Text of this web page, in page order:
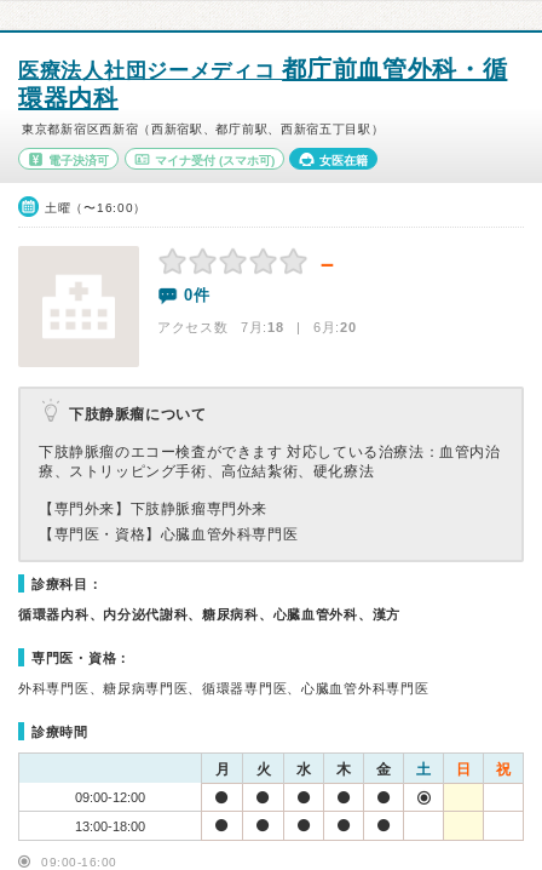
医療法人社団ジーメディコ都庁前血管外科・循
環器内科
東京都新宿区西新宿（西新宿駅、都庁前駅、西新宿五丁目駅）
電子決済可 マイナ受付(スマホ可) 女医在籍
土曜（〜16:00）
－
0件
アクセス数 7月:18 | 6月:20
下肢静脈瘤について
下肢静脈瘤のエコー検査ができます 対応している治療法：血管内治
療、ストリッピング手術、高位結紮術、硬化療法
【専門外来】 下肢静脈瘤専門外来
【専門医・資格】 心臓血管外科専門医
診療科目：
循環器内科、内分泌代謝科、糖尿病科、心臓血管外科、漢方
専門医・資格：
外科専門医、糖尿病専門医、循環器専門医、心臓血管外科専門医
診療時間
月 火 水 木 金 土 日 祝
09:00-12:00
13:00-18:00
09:00-16:00